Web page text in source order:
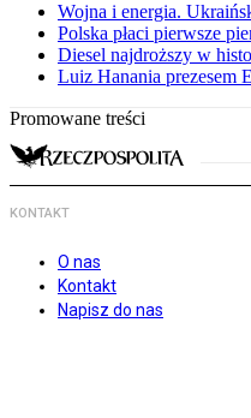
Wojna i energia.
Polska płaci pierwsze
Diesel najdroższy w
Luiz Hanania prezesem
Promowane treści
KONTAKT
O nas
Kontakt
Napisz do nas